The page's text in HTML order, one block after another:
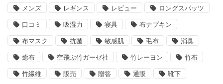
メンズ レギンス レビュー ロングスパッツ
口コミ 吸湿力 寝具 布ナプキン
布マスク 抗菌 敏感肌 毛布 消臭
癒布 空飛ぶ竹ガーゼ社 竹レーヨン 竹布
竹繊維 販売 贈答 通販 靴下